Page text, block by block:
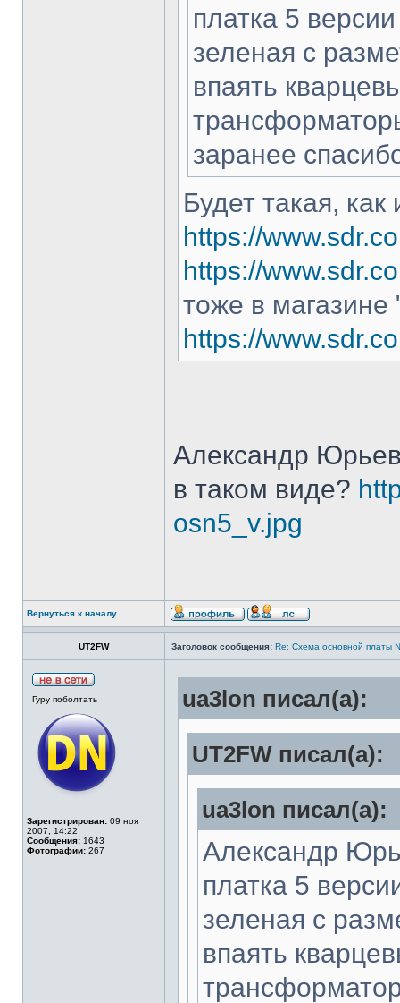
платка 5
зеленая с
впаять
заранее
Будет такая,
https://
https://
тоже в
https://
Александр
в таком виде?
osn5_v.jpg
Вернуться к началу
UT2FW Заголовок сообщения: Re: Cхема основной платы
Гуру поболтать
Зарегистрирован: 09 ноя
2007, 14:22
Сообщения: 1643
Фотографии: 267
ua3lon писал(а):
UT2FW писал(а):
ua3lon писал(а):
Александр
платка 5
зеленая с
впаять